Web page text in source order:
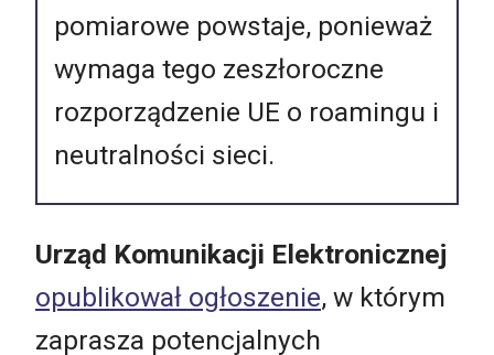
pomiarowe powstaje, ponieważ
wymaga tego zeszłoroczne
rozporządzenie UE o roamingu i
neutralności sieci.
Urząd Komunikacji Elektronicznej
opublikował ogłoszenie, w którym
zaprasza potencjalnych